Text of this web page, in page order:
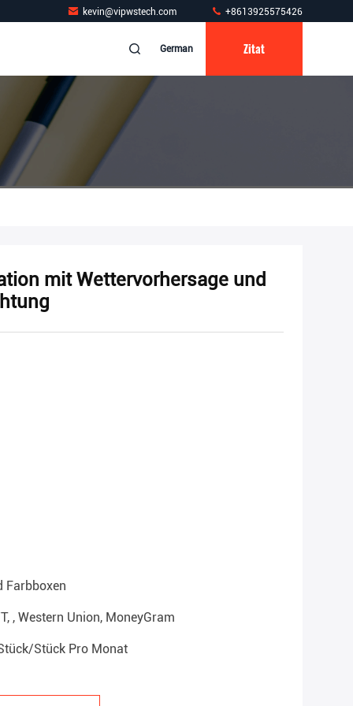
kevin@vipwstech.com +8613925575426
German Zitat
mit Wettervorhersage und
Farbboxen
, Western Union, MoneyGram
Stück Pro Monat